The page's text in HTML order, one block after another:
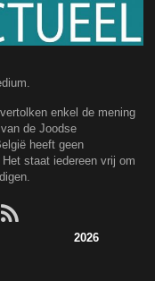
enkel de mening
de Joodse
heeft geen
staat iedereen vrij om
2026